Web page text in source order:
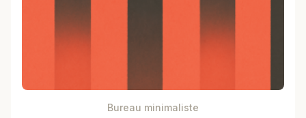
Bureau minimaliste